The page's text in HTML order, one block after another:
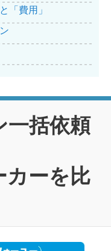
「費用」
一括依頼
カーを比